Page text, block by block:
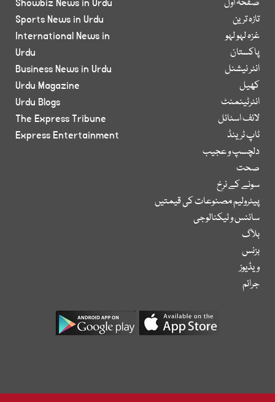
صفحۂ اول
تازہ ترین
غزہ لہو لہو
پاکستان
انٹر نیشنل
کھیل
انٹرٹینمنٹ
لائف اسٹائل
ٹاپ ٹرینڈ
دلچسپ و عجیب
صحت
سونے کے نرخ
پیٹرولیم مصنوعات کی قیمتیں
سائنس و ٹیکنالوجی
بلاگ
بزنس
ویڈیوز
جرائم
Showbiz News in Urdu
Sports News in Urdu
International News in
Urdu
Business News in Urdu
Urdu Magazine
Urdu Blogs
The Express Tribune
Express Entertainment